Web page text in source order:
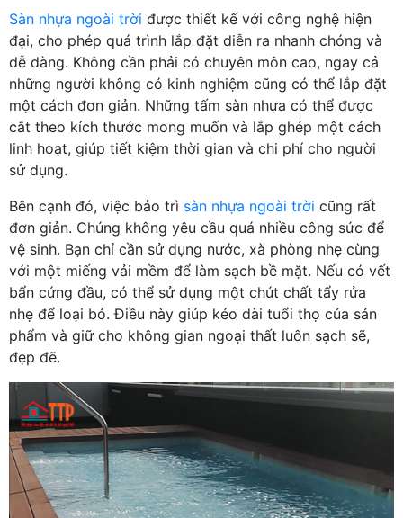
Sàn nhựa ngoài trời được thiết kế với công nghệ hiện
đại, cho phép quá trình lắp đặt diễn ra nhanh chóng và
dễ dàng. Không cần phải có chuyên môn cao, ngay cả
những người không có kinh nghiệm cũng có thể lắp đặt
một cách đơn giản. Những tấm sàn nhựa có thể được
cắt theo kích thước mong muốn và lắp ghép một cách
linh hoạt, giúp tiết kiệm thời gian và chi phí cho người
sử dụng.
Bên cạnh đó, việc bảo trì sàn nhựa ngoài trời cũng rất
đơn giản. Chúng không yêu cầu quá nhiều công sức để
vệ sinh. Bạn chỉ cần sử dụng nước, xà phòng nhẹ cùng
với một miếng vải mềm để làm sạch bề mặt. Nếu có vết
bẩn cứng đầu, có thể sử dụng một chút chất tẩy rửa
nhẹ để loại bỏ. Điều này giúp kéo dài tuổi thọ của sản
phẩm và giữ cho không gian ngoại thất luôn sạch sẽ,
đẹp đẽ.